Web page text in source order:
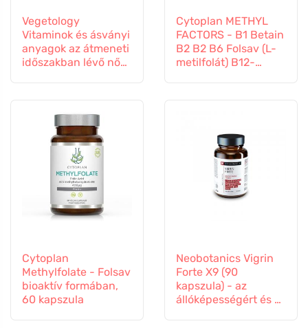
Vegetology
Vitaminok és ásványi
anyagok az átmeneti
időszakban lévő nők
Cytoplan METHYL
FACTORS - B1 Betain
B2 B2 B6 Folsav (L-
metilfolát) B12-
Cytoplan
Methylfolate - Folsav
bioaktív formában,
60 kapszula
Neobotanics Vigrin
Forte X9 (90
kapszula) - az
állóképességért és a